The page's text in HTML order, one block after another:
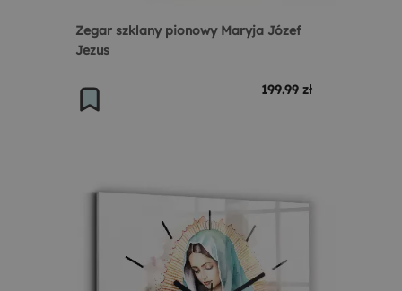
Zegar szklany pionowy Maryja Józef
Jezus
199.99 zł